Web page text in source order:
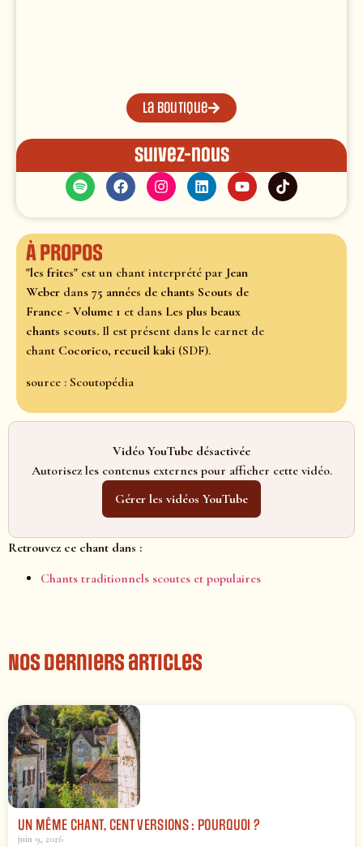
La boutique
Suivez-nous
À propos
"les frites" est un chant interprété par Jean
Weber dans 75 années de chants Scouts de
France - Volume 1 et dans Les plus beaux
chants scouts. Il est présent dans le carnet de
chant Cocorico, recueil kaki (SDF).
source : Scoutopédia
Vidéo YouTube désactivée
Autorisez les contenus externes pour afficher cette vidéo.
Gérer les vidéos YouTube
Retrouvez ce chant dans :
Chants traditionnels scoutes et populaires
Nos derniers articles
UN MÊME CHANT, CENT VERSIONS : POURQUOI ?
juin 9, 2026